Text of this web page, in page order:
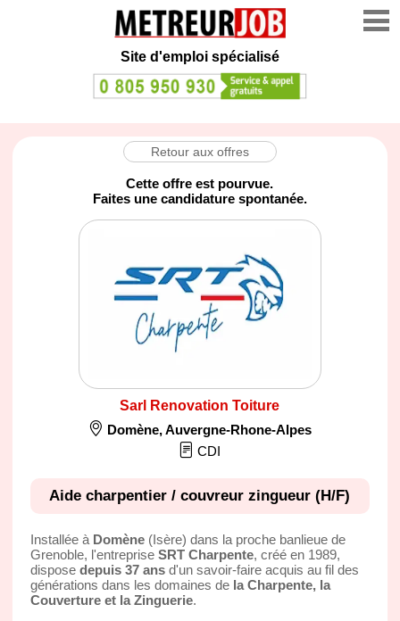
Site d'emploi spécialisé
Retour aux offres
Cette offre est pourvue.
Faites une candidature spontanée.
Sarl Renovation Toiture
Domène,Auvergne-Rhone-Alpes
CDI
Aide charpentier / couvreur zingueur (H/F)
Installée à Domène(Isère) dans la proche banlieue de
Grenoble, l'entreprise SRT Charpente, créé en 1989,
dispose depuis 37 ansd'un savoir-faire acquis au fil des
générations dans les domaines de la Charpente, la
Couverture et la Zinguerie.